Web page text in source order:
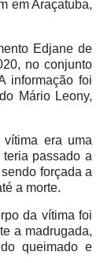
em Araçatuba,
Edjane de
no conjunto
informação foi
Mário Leony,
era uma
passado a
forçada a
a morte.
da vítima foi
a madrugada,
queimado e